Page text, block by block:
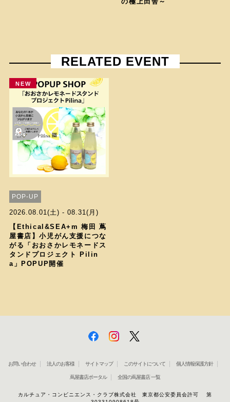
RELATED EVENT
NEW
POP-UP
2026.08.01(土) - 08.31(月)
【Ethical&SEA+m 梅田 蔦
屋書店】小児がん支援につな
がる「おおさかレモネードス
タンドプロジェクト Pilin
a」POPUP開催
お問い合わせ 法人のお客様 サイトマップ このサイトについて 個人情報保護方針
蔦屋書店ポータル 全国の蔦屋書店 一覧
カルチュア・コンビニエンス・クラブ株式会社 東京都公安委員会許可 第